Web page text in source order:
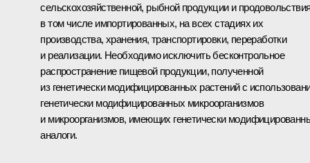
сельскохозяйственной, рыбной продукции и
в том числе импортированных, на всех стадиях их
производства, хранения, транспортировки, переработки
и реализации. Необходимо исключить бесконтрольное
распространение пищевой продукции, полученной
из генетически модифицированных растений с
генетически модифицированных микроорганизмов
и микроорганизмов, имеющих генетически
аналоги.